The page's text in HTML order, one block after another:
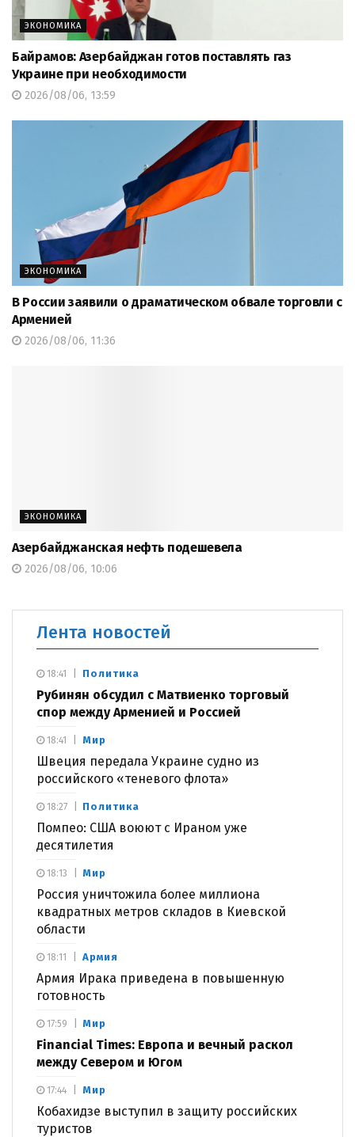
ЭКОНОМИКА
Байрамов: Азербайджан готов поставлять газ
Украине при необходимости
2026/08/06, 13:59
ЭКОНОМИКА
В России заявили о драматическом обвале торговли с
Арменией
2026/08/06, 11:36
ЭКОНОМИКА
Азербайджанская нефть подешевела
2026/08/06, 10:06
Лента новостей
Политика
Рубинян обсудил с Матвиенко торговый
спор между Арменией и Россией
18:41
Мир
Швеция передала Украине судно из
российского «теневого флота»
18:41
Политика
Помпео: США воюют с Ираном уже
десятилетия
18:27
Мир
Россия уничтожила более миллиона
квадратных метров складов в Киевской
области
18:13
Армия
Армия Ирака приведена в повышенную
готовность
18:11
Мир
Financial Times: Европа и вечный раскол
между Севером и Югом
17:59
Мир
Кобахидзе выступил в защиту российских
туристов
17:44